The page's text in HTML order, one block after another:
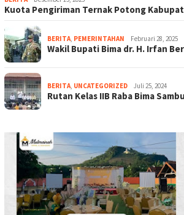
Kuota Pengiriman Ternak Potong
BERITA, PEMERINTAHAN Februari 28, 2025
Wakil Bupati Bima dr. H. Irfan
BERITA, UNCATEGORIZED Juli 25, 2024
Rutan Kelas IIB Raba Bima